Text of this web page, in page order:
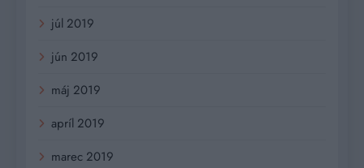
júl 2019
jún 2019
máj 2019
apríl 2019
marec 2019